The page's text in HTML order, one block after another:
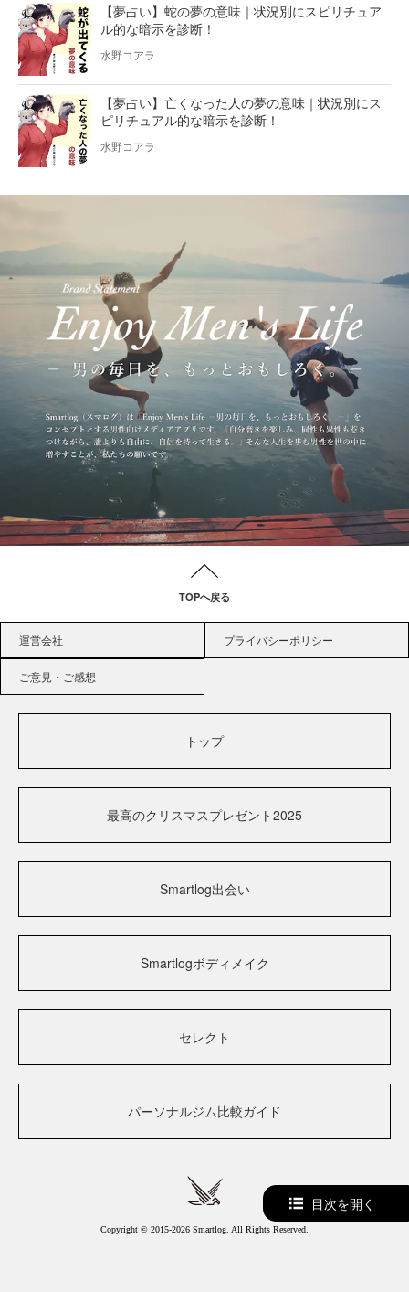
【夢占い】蛇の夢の意味｜状況別にスピリチュア
ル的な暗示を診断！
水野コアラ
【夢占い】亡くなった人の夢の意味｜状況別にス
ピリチュアル的な暗示を診断！
水野コアラ
TOPへ戻る
運営会社 プライバシーポリシー
ご意見・ご感想
トップ
最高のクリスマスプレゼント2025
Smartlog出会い
Smartlogボディメイク
セレクト
パーソナルジム比較ガイド
Copyright © 2015-2026 Smartlog. All Rights Reserved.
目次を開く